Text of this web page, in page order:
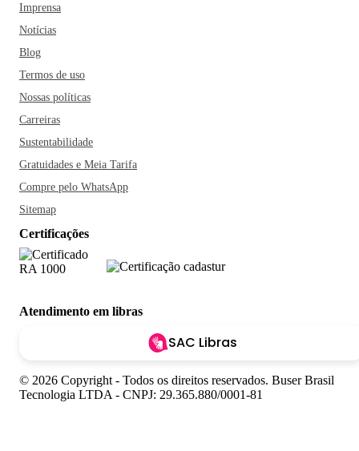
Imprensa
Notícias
Blog
Termos de uso
Nossas políticas
Carreiras
Sustentabilidade
Gratuidades e Meia Tarifa
Compre pelo WhatsApp
Sitemap
Certificações
Atendimento em libras
SAC Libras
© 2026 Copyright - Todos os direitos reservados. Buser Brasil
Tecnologia LTDA - CNPJ: 29.365.880/0001-81